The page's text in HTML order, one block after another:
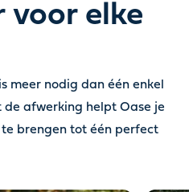
voor elke
meer nodig dan één enkel
afwerking helpt Oase je
brengen tot één perfect